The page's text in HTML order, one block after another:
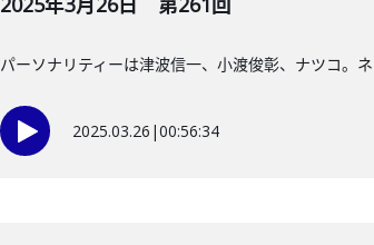
パーソナリティーは津波信一、小渡俊彰、ナツコ。
2025.03.26 |00:56:34